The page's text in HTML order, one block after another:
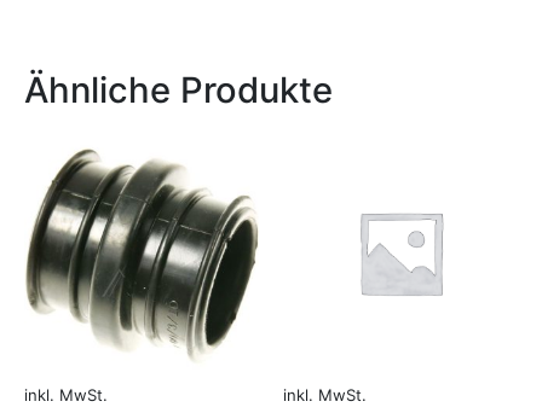
Ähnliche Produkte
inkl. MwSt.
inkl. MwSt.